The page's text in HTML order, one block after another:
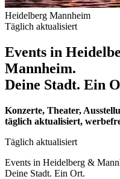
Heidelberg Mannheim
Täglich aktualisiert
Events in
Mannheim.
Deine Stadt. Ein
Konzerte, Theater,
täglich aktualisiert,
Täglich aktualisiert
Events in Heidelberg &
Deine Stadt. Ein Ort.